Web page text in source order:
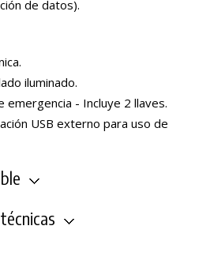
de datos).
iluminado.
emergencia - Incluye 2 llaves.
USB externo para uso de